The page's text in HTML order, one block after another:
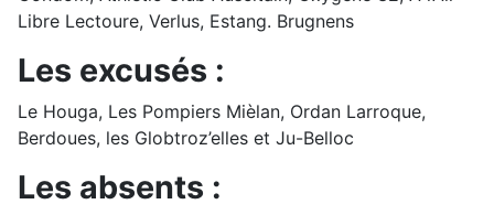
Libre Lectoure, Verlus, Estang. Brugnens
Les excusés :
Le Houga, Les Pompiers Mièlan, Ordan Larroque,
Berdoues, les Globtroz’elles et Ju-Belloc
Les absents :